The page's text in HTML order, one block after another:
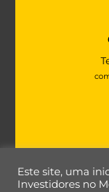
Este site, uma
Investidores no